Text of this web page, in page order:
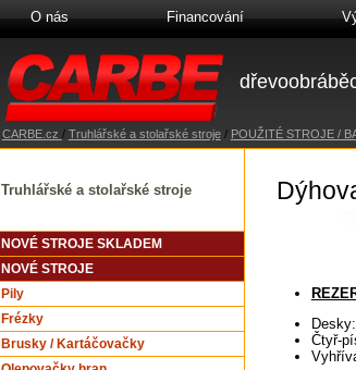
O nás Financování
CARBE.cz / Truhlářské a stolařské stroje / POUŽITÉ STROJE /
Truhlářské a stolařské stroje
NOVÉ STROJE SKLADEM
NOVÉ STROJE
Pily
Frézky
Brusky / Kartáčovačky
Desky:
Čtyř-